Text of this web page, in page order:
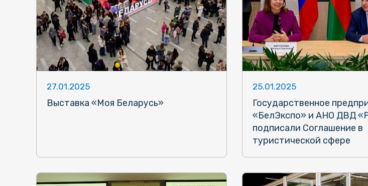
27.01.2025
Выставка «Моя Беларусь»
25.01.2025
Государственное
«БелЭкспо» и АНО ДВД
подписали Соглашение в
туристической сфере